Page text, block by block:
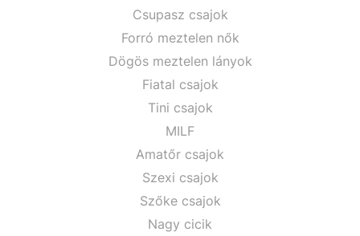
Csupasz csajok
Forró meztelen nők
Dögös meztelen lányok
Fiatal csajok
Tini csajok
MILF
Amatőr csajok
Szexi csajok
Szőke csajok
Nagy cicik